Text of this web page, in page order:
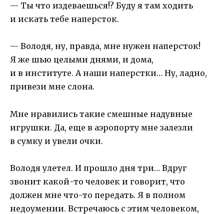
— Ты что издеваешься!? Буду я там ходить
и искать тебе наперсток.
— Володя, ну, правда, мне нужен наперсток!
Я же шью целыми днями, и дома,
и в институте. А наши наперстки… Ну, ладно,
привези мне слона.
Мне нравились такие смешные надувные
игрушки. Да, еще в аэропорту мне залезли
в сумку и увели очки.
Володя улетел. И прошло дня три… Вдруг
звонит какой-то человек и говорит, что
должен мне что-то передать. Я в полном
недоумении. Встречаюсь с этим человеком,